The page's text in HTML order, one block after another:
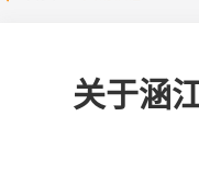
关于涵